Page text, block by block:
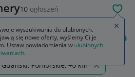
10 ogłoszeń
drukarka i skaner 3d
Pomorskie, +0 km
wyszukiwania do ulubionych.
się nowe oferty, wyślemy Ci je
Ustaw powiadomienia w ulubionych
.